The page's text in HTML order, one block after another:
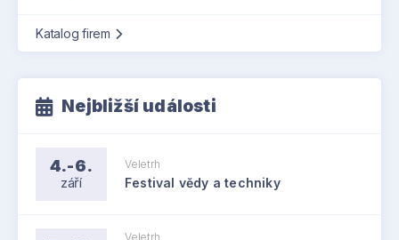
Katalog firem
Nejbližší události
4.-6.
září
Veletrh
Festival vědy a techniky
Veletrh